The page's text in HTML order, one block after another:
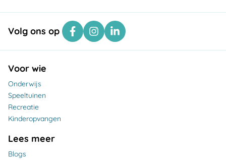
Volg ons op
Voor wie
Onderwijs
Speeltuinen
Recreatie
Kinderopvangen
Lees meer
Blogs